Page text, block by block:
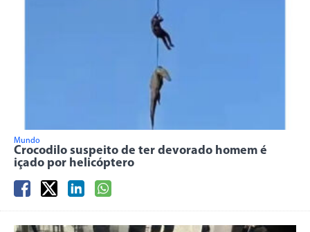
Mundo
Crocodilo suspeito de ter devorado homem é
içado por helicóptero